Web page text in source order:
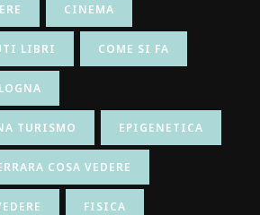
CINEMA
LIBRI COME SI FA
TURISMO EPIGENETICA
COSA VEDERE
FISICA